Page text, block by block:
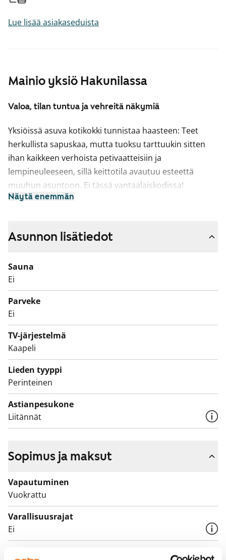
Mainio yksiö Hakunilassa
Valoa, tilan tuntua ja vehreitä näkymiä
Yksiöissä asuva kotikokki tunnistaa haasteen: Teet
herkullista sapuskaa, mutta tuoksu tarttuukin sitten
ihan kaikkeen verhoista petivaatteisiin ja
lempineuleeseen, sillä keittotila avautuu esteettä
muuhun asuntoon. Ei tässä vantaalaiskodissa!
Keittokomerossa on ovi, jonka avulla keittokomeron
Ovellinen keittokomero ei ole kodin ainoa valttikortti -
jotka tuovat maisemat osaksi sisustusta.
Asuinhuoneissa on laminaattilattiat ja kylpyhuone on
kaakeloitu kauttaaltaan. Keittokomerossa on jää-
pakastinkaappi, nelilevyinen sähköliesi ja paikka
astianpesukoneelle. Kylpyhuoneeseen mahtuu
pyykinpesukone.
Olisivatko nämä sinun kotimaisemiasi? Varaa näyttö ja
tule varmistamaan asia!
Näytä enemmän
Lue lisää asiakaseduista
Asunnon lisätiedot
Sauna
Ei
Parveke
Ei
TV-järjestelmä
Kaapeli
Lieden tyyppi
Perinteinen
Astianpesukone
Liitännät
Sopimus ja maksut
Vapautuminen
Vuokrattu
Varallisuusrajat
Ei